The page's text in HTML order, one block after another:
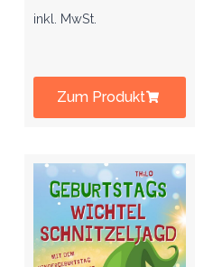
inkl. MwSt.
Zum Produkt